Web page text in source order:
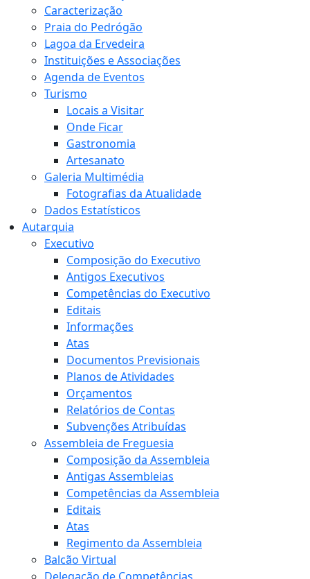
Caracterização
Praia do Pedrógão
Lagoa da Ervedeira
Instituições e Associações
Agenda de Eventos
Turismo
Locais a Visitar
Onde Ficar
Gastronomia
Artesanato
Galeria Multimédia
Fotografias da Atualidade
Dados Estatísticos
Autarquia
Executivo
Composição do Executivo
Antigos Executivos
Competências do Executivo
Editais
Informações
Atas
Documentos Previsionais
Planos de Atividades
Orçamentos
Relatórios de Contas
Subvenções Atribuídas
Assembleia de Freguesia
Composição da Assembleia
Antigas Assembleias
Competências da Assembleia
Editais
Atas
Regimento da Assembleia
Balcão Virtual